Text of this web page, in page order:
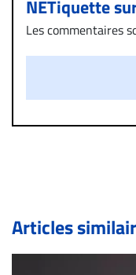
NETiquette
Les commentaires
diffamatoire. Si
un commentaire
immédiatement
de validation, un
Bien à vous,
Articles